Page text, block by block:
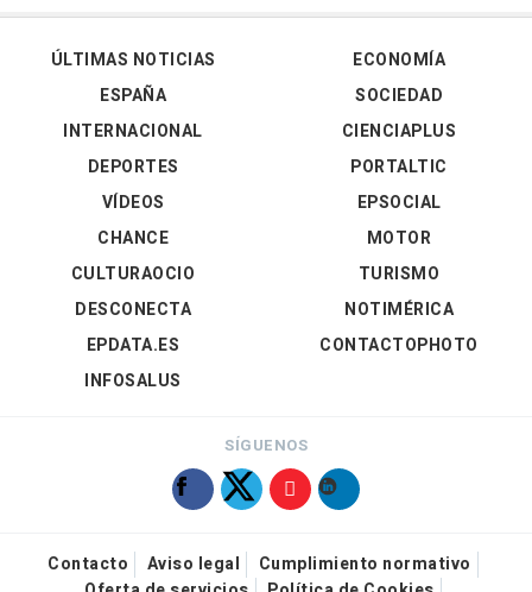
ÚLTIMAS NOTICIAS
ESPAÑA
INTERNACIONAL
DEPORTES
VÍDEOS
ECONOMÍA
SOCIEDAD
CIENCIAPLUS
PORTALTIC
EPSOCIAL
CHANCE
CULTURAOCIO
DESCONECTA
EPDATA.ES
INFOSALUS
MOTOR
TURISMO
NOTIMÉRICA
CONTACTOPHOTO
SÍGUENOS
Contacto Aviso legal
Cumplimiento normativo